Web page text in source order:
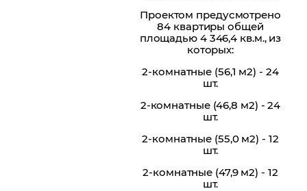
Проектом предусмотрено
84 квартиры общей
площадью 4 346,4 кв.м., из
которых:
2-комнатные (56,1 м2) - 24
шт.
2-комнатные (46,8 м2) - 24
шт.
2-комнатные (55,0 м2) - 12
шт.
2-комнатные (47,9 м2) - 12
шт.